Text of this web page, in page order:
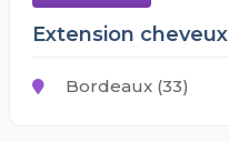
Extension cheveux
Bordeaux (33)